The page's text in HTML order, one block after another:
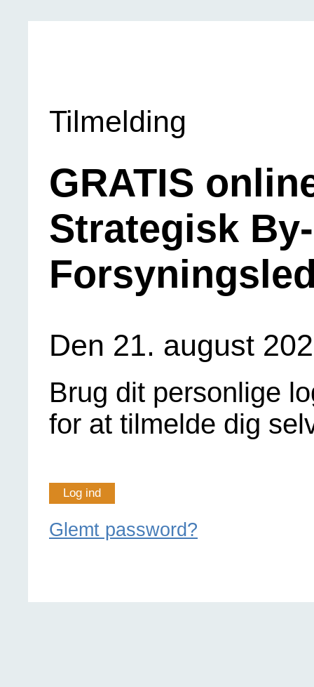
Tilmelding
GRATIS
Strategisk
Den 21. august
Brug dit personlige
for at tilmelde dig
Log ind
Glemt password?